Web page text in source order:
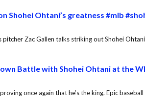
Shohei Ohtani’s greatness #mlb
pitcher Zac Gallen talks striking out Shohei
Battle with Shohei Ohtani at the
once again that he’s the king. Epic